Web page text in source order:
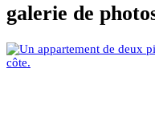
galerie de